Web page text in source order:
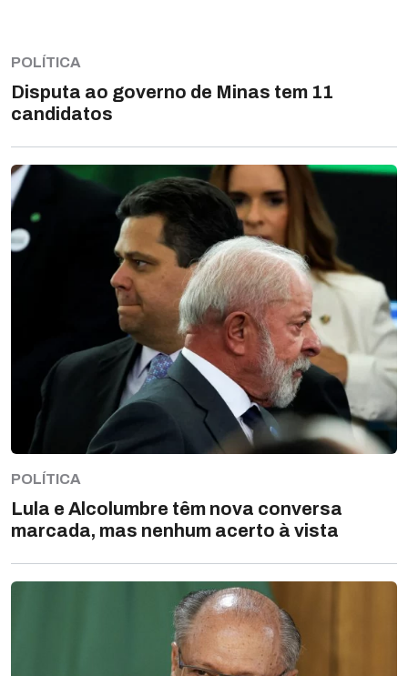
POLÍTICA
Disputa ao governo de Minas tem 11
candidatos
POLÍTICA
Lula e Alcolumbre têm nova conversa
marcada, mas nenhum acerto à vista